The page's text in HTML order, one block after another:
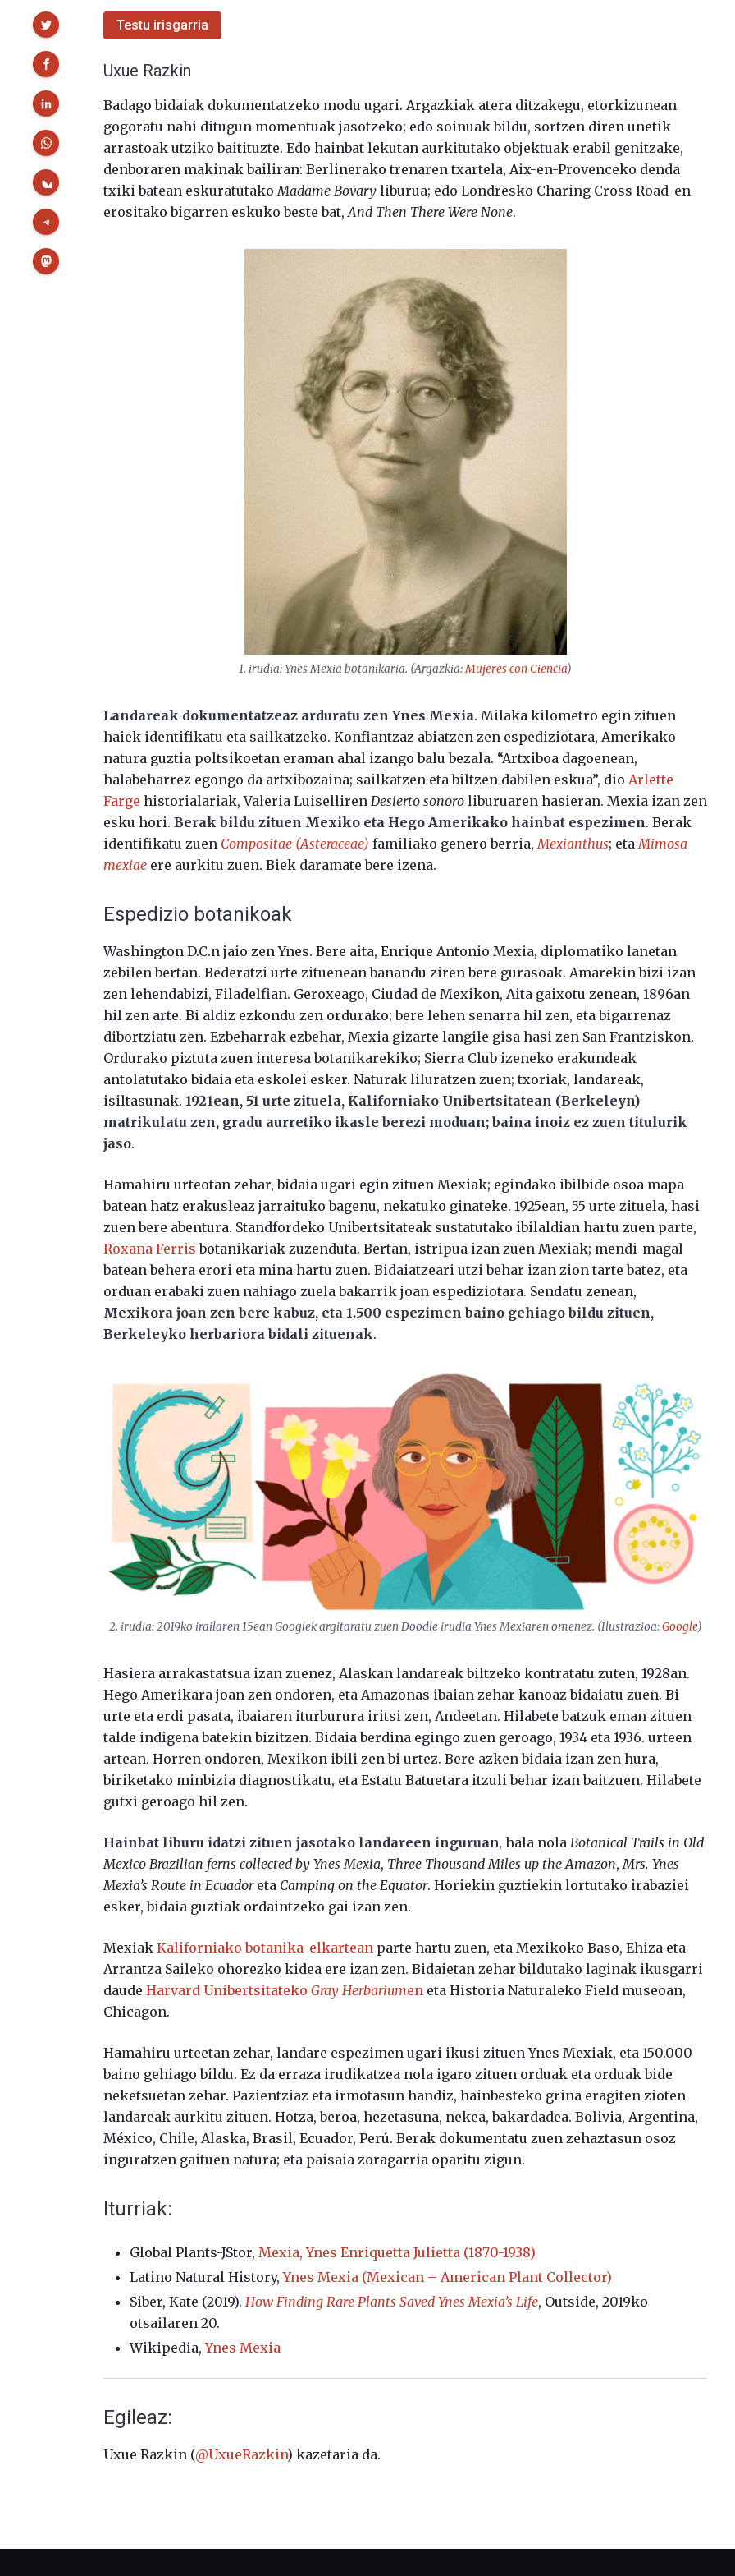
Testu irisgarria
Uxue Razkin
Badago bidaiak dokumentatzeko modu ugari. Argazkiak atera ditzakegu, etorkizunean
gogoratu nahi ditugun momentuak jasotzeko; edo soinuak bildu, sortzen diren unetik
arrastoak utziko baitituzte. Edo hainbat lekutan aurkitutako objektuak erabil genitzake,
denboraren makinak bailiran: Berlinerako trenaren txartela, Aix-en-Provenceko denda
txiki batean eskuratutakoMadame Bovaryliburua; edo Londresko Charing Cross Road-en
erositako bigarren eskuko beste bat,And Then There Were None.
1. irudia: Ynes Mexia botanikaria. (Argazkia:Mujeres con Ciencia)
Landareak dokumentatzeaz arduratu zen Ynes Mexia. Milaka kilometro egin zituen
haiek identifikatu eta sailkatzeko. Konfiantzaz abiatzen zen espediziotara, Amerikako
natura guztia poltsikoetan eraman ahal izango balu bezala. “Artxiboa dagoenean,
halabeharrez egongo da artxibozaina; sailkatzen eta biltzen dabilen eskua”, dioArlette
Farge historialariak, Valeria LuisellirenDesierto sonoro liburuaren hasieran. Mexia izan zen
esku hori.Berak bildu zituen Mexiko eta Hego Amerikako hainbat espezimen. Berak
identifikatu zuen Compositae (Asteraceae) familiako genero berria,Mexianthus; etaMimosa
mexiae ere aurkitu zuen. Biek daramate bere izena.
Espedizio botanikoak
Washington D.C.n jaio zen Ynes. Bere aita, Enrique Antonio Mexia, diplomatiko lanetan
zebilen bertan. Bederatzi urte zituenean banandu ziren bere gurasoak. Amarekin bizi izan
zen lehendabizi, Filadelfian. Geroxeago, Ciudad de Mexikon, Aita gaixotu zenean, 1896an
hil zen arte. Bi aldiz ezkondu zen ordurako; bere lehen senarra hil zen, eta bigarrenaz
dibortziatu zen. Ezbeharrak ezbehar, Mexia gizarte langile gisa hasi zen San Frantziskon.
Ordurako piztuta zuen interesa botanikarekiko; Sierra Club izeneko erakundeak
antolatutako bidaia eta eskolei esker. Naturak liluratzen zuen; txoriak, landareak,
isiltasunak.1921ean, 51 urte zituela, Kaliforniako Unibertsitatean (Berkeleyn)
matrikulatu zen, gradu aurretiko ikasle berezi moduan; baina inoiz ez zuen titulurik
jaso.
Hamahiru urteotan zehar, bidaia ugari egin zituen Mexiak; egindako ibilbide osoa mapa
batean hatz erakusleaz jarraituko bagenu, nekatuko ginateke. 1925ean, 55 urte zituela, hasi
zuen bere abentura. Standfordeko Unibertsitateak sustatutako ibilaldian hartu zuen parte,
Roxana Ferris botanikariak zuzenduta. Bertan, istripua izan zuen Mexiak; mendi-magal
batean behera erori eta mina hartu zuen. Bidaiatzeari utzi behar izan zion tarte batez, eta
orduan erabaki zuen nahiago zuela bakarrik joan espediziotara. Sendatu zenean,
Mexikora joan zen bere kabuz, eta 1.500 espezimen baino gehiago bildu zituen,
Berkeleyko herbariora bidali zituenak.
2. irudia: 2019ko irailaren 15ean Googlek argitaratu zuen Doodle irudia Ynes Mexiaren omenez. (Ilustrazioa:Google)
Hasiera arrakastatsua izan zuenez, Alaskan landareak biltzeko kontratatu zuten, 1928an.
Hego Amerikara joan zen ondoren, eta Amazonas ibaian zehar kanoaz bidaiatu zuen. Bi
urte eta erdi pasata, ibaiaren iturburura iritsi zen, Andeetan. Hilabete batzuk eman zituen
talde indigena batekin bizitzen. Bidaia berdina egingo zuen geroago, 1934 eta 1936. urteen
artean. Horren ondoren, Mexikon ibili zen bi urtez. Bere azken bidaia izan zen hura,
biriketako minbizia diagnostikatu, eta Estatu Batuetara itzuli behar izan baitzuen. Hilabete
gutxi geroago hil zen.
Hainbat liburu idatzi zituen jasotako landareen inguruan, hala nolaBotanical Trails in Old
Mexico Brazilian ferns collected by Ynes Mexia, Three Thousand Miles up the Amazon,Mrs. Ynes
Mexia’s Route in Ecuador eta Camping on the Equator. Horiekin guztiekin lortutako irabaziei
esker, bidaia guztiak ordaintzeko gai izan zen.
MexiakKaliforniako botanika-elkartean parte hartu zuen, eta Mexikoko Baso, Ehiza eta
Arrantza Saileko ohorezko kidea ere izan zen. Bidaietan zehar bildutako laginak ikusgarri
daudeHarvard UnibertsitatekoGray Herbariumen eta Historia Naturaleko Field museoan,
Chicagon.
Hamahiru urteetan zehar, landare espezimen ugari ikusi zituen Ynes Mexiak, eta 150.000
baino gehiago bildu. Ez da erraza irudikatzea nola igaro zituen orduak eta orduak bide
neketsuetan zehar. Pazientziaz eta irmotasun handiz, hainbesteko grina eragiten zioten
landareak aurkitu zituen. Hotza, beroa, hezetasuna, nekea, bakardadea. Bolivia, Argentina,
México, Chile, Alaska, Brasil, Ecuador, Perú. Berak dokumentatu zuen zehaztasun osoz
inguratzen gaituen natura; eta paisaia zoragarria oparitu zigun.
Iturriak:
Global Plants-JStor,Mexia, Ynes Enriquetta Julietta (1870-1938)
Latino Natural History,Ynes Mexia (Mexican – American Plant Collector)
Siber, Kate (2019).How Finding Rare Plants Saved Ynes Mexia’s Life, Outside, 2019ko
otsailaren 20.
Wikipedia,Ynes Mexia
Egileaz:
Uxue Razkin (@UxueRazkin) kazetaria da.
Partekatu